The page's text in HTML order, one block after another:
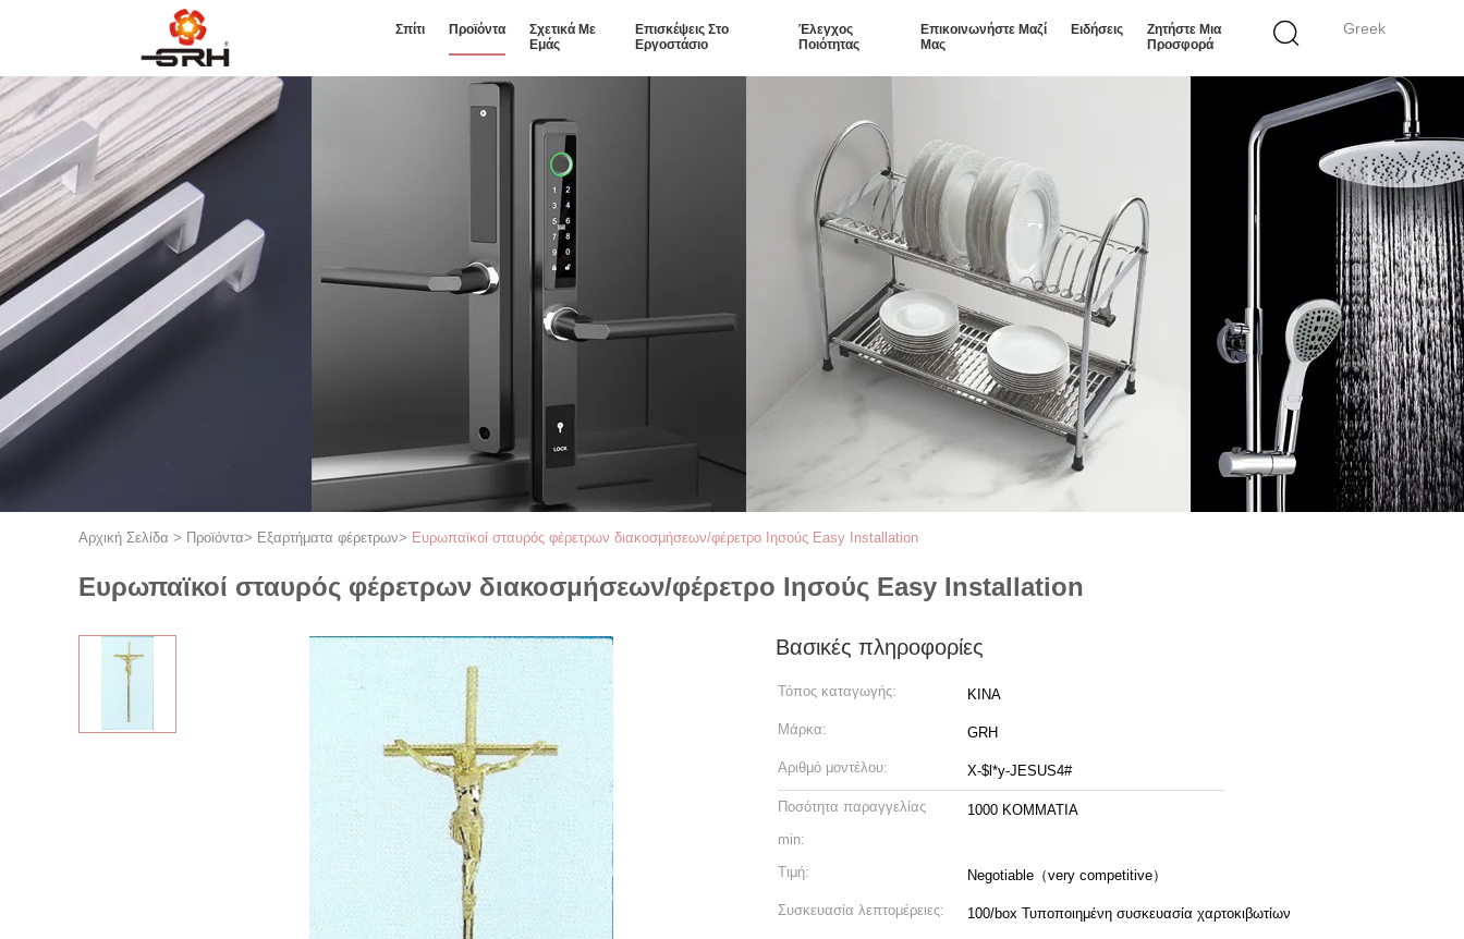
Greek
Σπίτι Προϊόντα
Σχετικά Με
Εμάς
Επισκέψεις Στο
Εργοστάσιο
Έλεγχος
Ποιότητας
Επικοινωνήστε Μαζί
Μας
Ειδήσεις
Ζητήστε Μια
Προσφορά
Αρχική Σελίδα > Προϊόντα> Εξαρτήματα φέρετρων> Ευρωπαϊκοί σταυρός φέρετρων διακοσμήσεων/φέρετρο Ιησούς Easy Installation
Ευρωπαϊκοί σταυρός φέρετρων διακοσμήσεων/φέρετρο Ιησούς Easy Installation
Βασικές πληροφορίες
Τόπος καταγωγής: ΚΙΝΑ
Μάρκα: GRH
Αριθμό μοντέλου: X-$l*y-JESUS4#
Ποσότητα παραγγελίας
min:
1000 ΚΟΜΜΑΤΙΑ
Τιμή: Negotiable（very competitive）
Συσκευασία λεπτομέρειες: 100/box Τυποποιημένη συσκευασία χαρτοκιβωτίων